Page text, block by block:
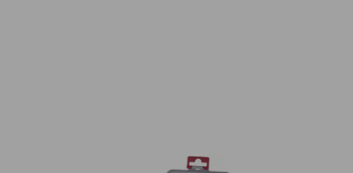
kuželovýSada vrtáků do kovu PROFIL HSS